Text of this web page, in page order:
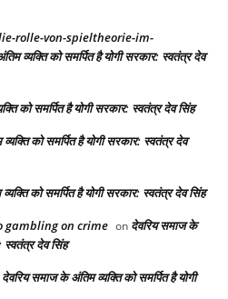
rolle-von-spieltheorie-im-
व्यक्ति को समर्पित है योगी सरकार: स्वतंत्र देव
को समर्पित है योगी सरकार: स्वतंत्र देव सिंह
को समर्पित है योगी सरकार: स्वतंत्र देव
को समर्पित है योगी सरकार: स्वतंत्र देव सिंह
gambling on crime on देवरिय समाज के
स्वतंत्र देव सिंह
देवरिय समाज के अंतिम व्यक्ति को समर्पित है योगी